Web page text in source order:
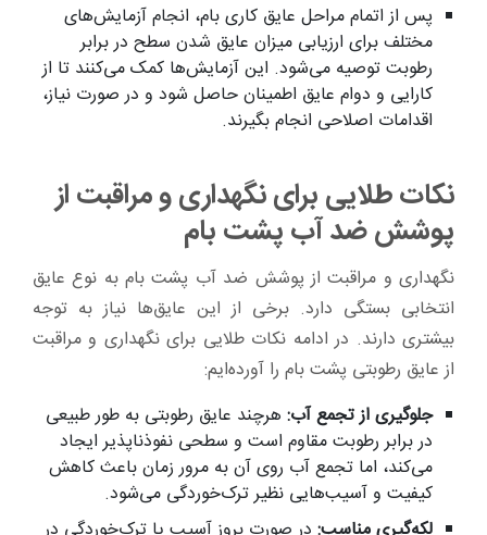
پس از اتمام مراحل عایق کاری بام، انجام آزمایش‌های
مختلف برای ارزیابی میزان عایق شدن سطح در برابر
رطوبت توصیه می‌شود. این آزمایش‌ها کمک می‌کنند تا از
کارایی و دوام عایق اطمینان حاصل شود و در صورت نیاز،
اقدامات اصلاحی انجام بگیرند.
نکات طلایی برای نگهداری و مراقبت از
پوشش ضد آب پشت بام
نگهداری و مراقبت از پوشش ضد آب پشت بام به نوع عایق
انتخابی بستگی دارد. برخی از این عایق‌ها نیاز به توجه
بیشتری دارند. در ادامه نکات طلایی برای نگهداری و مراقبت
از عایق‌ رطوبتی پشت بام را آورده‌ایم:
جلوگیری از تجمع آب: هرچند عایق رطوبتی به طور طبیعی
در برابر رطوبت مقاوم است و سطحی نفوذناپذیر ایجاد
می‌کند، اما تجمع آب روی آن به مرور زمان باعث کاهش
کیفیت و آسیب‌هایی نظیر ترک‌خوردگی می‌شود.